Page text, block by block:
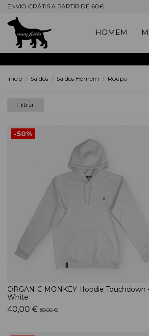
ENVIO GRÁTIS A PARTIR DE 60€
HOMEM
Início Saldos Saldos Homem Roupa
Filtrar
-50%
ORGANIC MONKEY Hoodie Touchdown
White
40,00 € 80,00 €